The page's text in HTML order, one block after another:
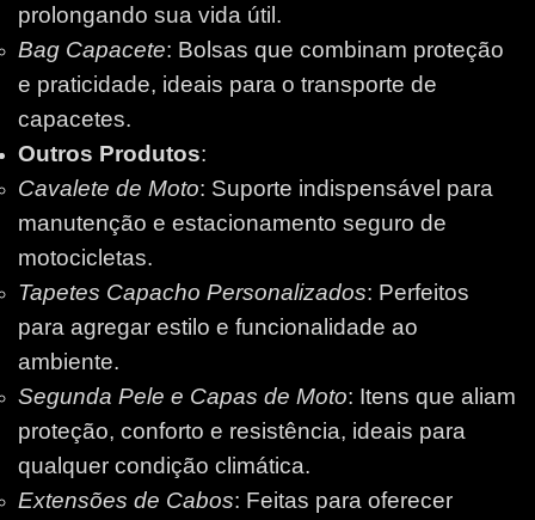
prolongando sua vida útil.
Bag Capacete: Bolsas que combinam proteção
e praticidade, ideais para o transporte de
capacetes.
Outros Produtos:
Cavalete de Moto: Suporte indispensável para
manutenção e estacionamento seguro de
motocicletas.
Tapetes Capacho Personalizados: Perfeitos
para agregar estilo e funcionalidade ao
ambiente.
Segunda Pele e Capas de Moto: Itens que aliam
proteção, conforto e resistência, ideais para
qualquer condição climática.
Extensões de Cabos: Feitas para oferecer